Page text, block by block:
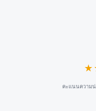
คะแนนความน่